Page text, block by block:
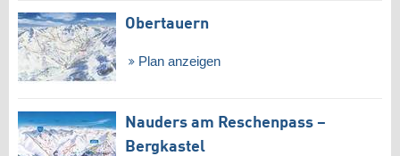
Obertauern
Plan anzeigen
Nauders am Reschenpass –
Bergkastel